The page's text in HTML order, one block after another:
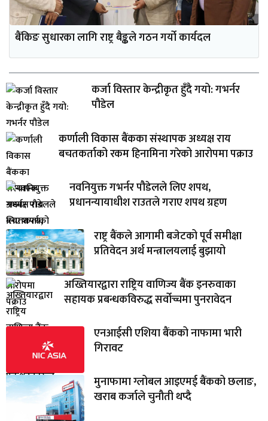
बैंकिङ सुधारका लागि राष्ट्र बैङ्कले गठन गर्यो कार्यदल
कर्जा विस्तार केन्द्रीकृत हुँदै गयो: गभर्नर
पौडेल
कर्णाली विकास बैंकका संस्थापक अध्यक्ष राय
बचतकर्ताको रकम हिनामिना गरेको आरोपमा पक्राउ
नवनियुक्त गभर्नर पौडेलले लिए शपथ,
प्रधानन्यायाधीश राउतले गराए शपथ ग्रहण
राष्ट्र बैंकले आगामी बजेटको पूर्व समीक्षा
प्रतिवेदन अर्थ मन्त्रालयलाई बुझायो
अख्तियारद्वारा राष्ट्रिय वाणिज्य बैंक इनरुवाका
सहायक प्रबन्धकविरुद्ध सर्वोच्चमा पुनरावेदन
एनआईसी एशिया बैंकको नाफामा भारी
गिरावट
मुनाफामा ग्लोबल आइएमई बैंकको छलाङ,
खराब कर्जाले चुनौती थप्दै